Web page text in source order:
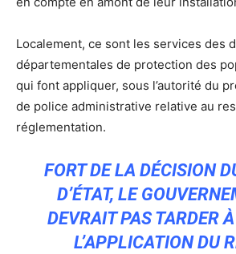
Localement, ce sont les services des
départementales de protection des
qui font appliquer, sous l’autorité du
de police administrative relative au
réglementation.
FORT DE LA DÉCISION
D’ÉTAT, LE
DEVRAIT PAS TARDER
L’APPLICATION DU